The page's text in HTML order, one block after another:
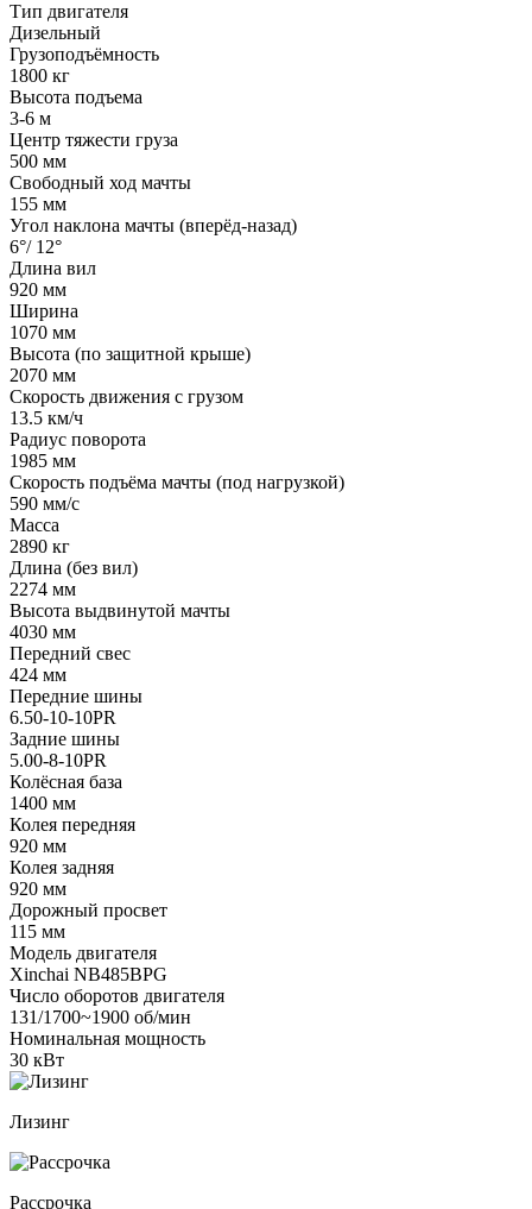
Тип двигателя
Дизельный
Грузоподъёмность
1800 кг
Высота подъема
3-6 м
Центр тяжести груза
500 мм
Свободный ход мачты
155 мм
Угол наклона мачты (вперёд-назад)
6°/ 12°
Длина вил
920 мм
Ширина
1070 мм
Высота (по защитной крыше)
2070 мм
Скорость движения с грузом
13.5 км/ч
Радиус поворота
1985 мм
Скорость подъёма мачты (под нагрузкой)
590 мм/с
Масса
2890 кг
Длина (без вил)
2274 мм
Высота выдвинутой мачты
4030 мм
Передний свес
424 мм
Передние шины
6.50-10-10PR
Задние шины
5.00-8-10PR
Колёсная база
1400 мм
Колея передняя
920 мм
Колея задняя
920 мм
Дорожный просвет
115 мм
Модель двигателя
Xinchai NB485BPG
Число оборотов двигателя
131/1700~1900 об/мин
Номинальная мощность
30 кВт
Лизинг
Рассрочка